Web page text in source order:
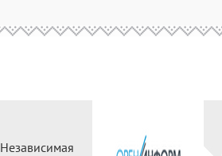
Независимая